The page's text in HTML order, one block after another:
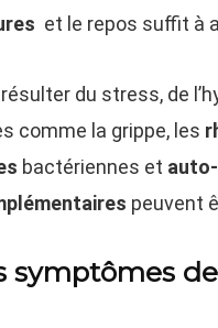
et le repos suffit à
du stress, de
comme la grippe, les
bactériennes et
peuvent
symptômes